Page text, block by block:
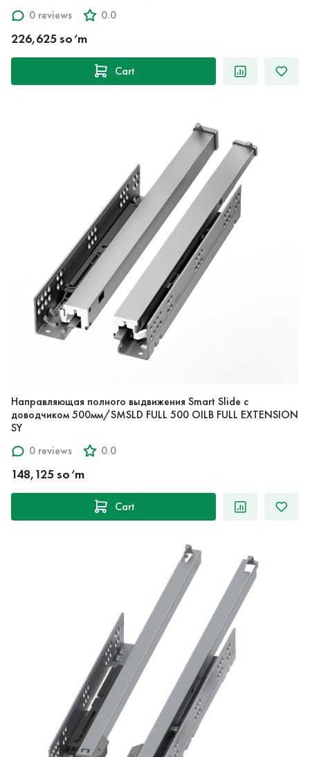
0 reviews
0.0
226,625 so‘m
Cart
Направляющая полного выдвижения Smart Slide с
доводчиком 500мм/SMSLD FULL 500 OILB FULL EXTENSION
SY
0 reviews
0.0
148,125 so‘m
Cart